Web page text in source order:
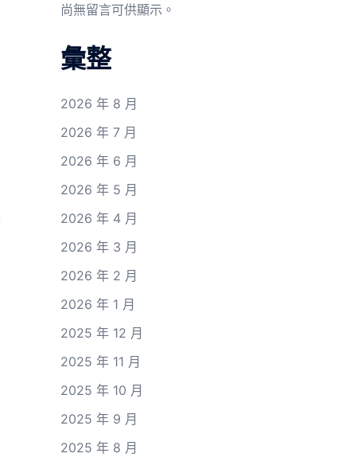
尚無留言可供顯示。
彙整
2026 年 8 月
2026 年 7 月
2026 年 6 月
2026 年 5 月
2026 年 4 月
2026 年 3 月
2026 年 2 月
2026 年 1 月
2025 年 12 月
2025 年 11 月
2025 年 10 月
2025 年 9 月
2025 年 8 月